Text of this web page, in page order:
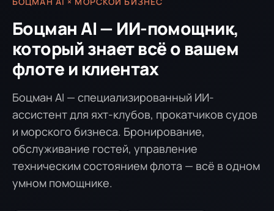
Боцман AI — ИИ-помощник,
который знает всё о вашем
флоте и клиентах
Боцман AI — специализированный ИИ-
ассистент для яхт-клубов, прокатчиков судов
и морского бизнеса. Бронирование,
обслуживание гостей, управление
техническим состоянием флота — всё в одном
умном помощнике.